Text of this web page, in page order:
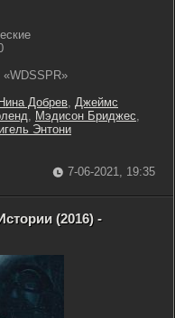
«WDSSPR»
Нина Добрев, Джеймс
, Мэдисон Бриджес,
Энтони
7-06-2021, 19:35
(2016) -